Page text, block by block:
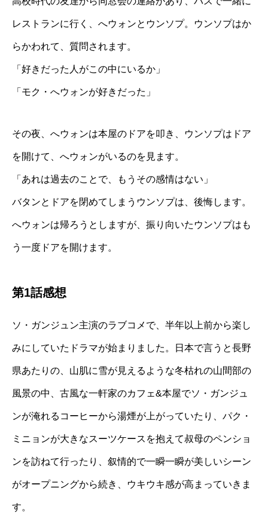
レストランに行く、へウォンとウンソプ。ウンソプはか
らかわれて、質問されます。
「好きだった人がこの中にいるか」
「モク・へウォンが好きだった」
その夜、へウォンは本屋のドアを叩き、ウンソプはドア
を開けて、へウォンがいるのを見ます。
「あれは過去のことで、もうその感情はない」
バタンとドアを閉めてしまうウンソプは、後悔します。
へウォンは帰ろうとしますが、振り向いたウンソプはも
う一度ドアを開けます。
第1話感想
ソ・ガンジュン主演のラブコメで、半年以上前から楽し
みにしていたドラマが始まりました。日本で言うと長野
県あたりの、山肌に雪が見えるような冬枯れの山間部の
風景の中、古風な一軒家のカフェ&本屋でソ・ガンジュ
ンが淹れるコーヒーから湯煙が上がっていたり、パク・
ミニョンが大きなスーツケースを抱えて叔母のペンショ
ンを訪ねて行ったり、叙情的で一瞬一瞬が美しいシーン
がオープニングから続き、ウキウキ感が高まっていきま
す。